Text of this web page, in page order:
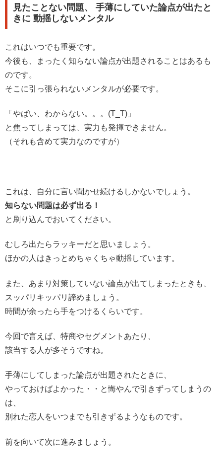
見たことない問題、 手薄にしていた論点が出たと
きに 動揺しないメンタル
これはいつでも重要です。
今後も、まったく知らない論点が出題されることはあるも
のです。
そこに引っ張られないメンタルが必要です。
「やばい、わからない。。。(T_T)」
と焦ってしまっては、実力も発揮できません。
（それも含めて実力なのですが）
これは、自分に言い聞かせ続けるしかないでしょう。
知らない問題は必ず出る！
と刷り込んでおいてください。
むしろ出たらラッキーだと思いましょう。
ほかの人はきっとめちゃくちゃ動揺しています。
また、あまり対策していない論点が出てしまったときも、
スッパリキッパリ諦めましょう。
時間が余ったら手をつけるくらいです。
今回で言えば、特商やセグメントあたり、
該当する人が多そうですね。
手薄にしてしまった論点が出題されたときに、
やっておけばよかった・・と悔やんで引きずってしまうの
は、
別れた恋人をいつまでも引きずるようなものです。
前を向いて次に進みましょう。